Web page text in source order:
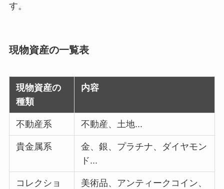
す。
現物資産の一覧表
現物資産の
種類
内容
不動産系 不動産、土地...
貴金属系
金、銀、プラチナ、ダイヤモン
ド...
コレクショ
美術品、アンティークコイン、